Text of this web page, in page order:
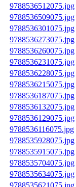
9788536512075.jpg
9788536509075.jpg
9788536301075.jpg
9788536273075.jpg
9788536260075.jpg
9788536231075.jpg
9788536228075.jpg
9788536215075.jpg
9788536187075.jpg
9788536132075.jpg
9788536129075.jpg
9788536116075.jpg
9788535928075.jpg
9788535915075.jpg
9788535704075.jpg
9788535634075.jpg